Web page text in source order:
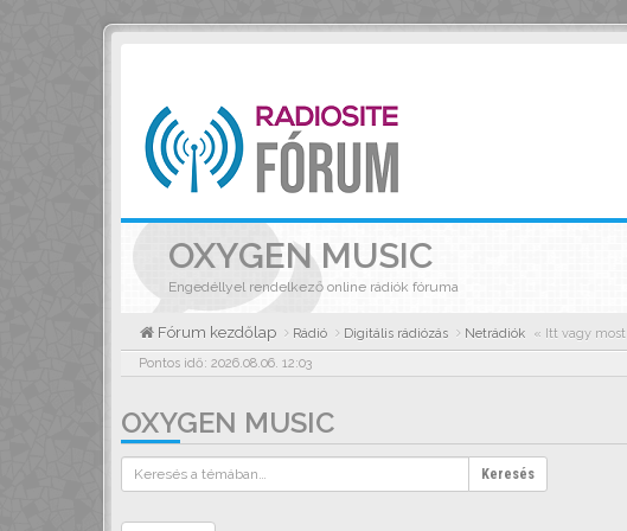
OXYGEN MUSIC
Engedéllyel rendelkező online rádiók fóruma
Fórum kezdőlap Rádió Digitális rádiózás Netrádiók « Itt vagy most
Pontos idő: 2026.08.06. 12:03
OXYGEN MUSIC
Keresés